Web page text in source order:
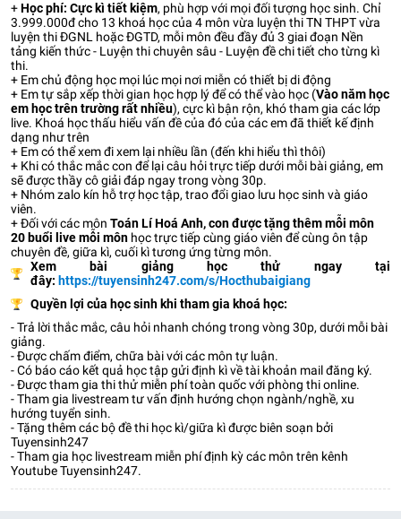
+Học phí: Cực kì tiết kiệm, phù hợp với mọi đối tượng học sinh. Chỉ
3.999.000đ cho 13 khoá học của 4 môn vừa luyện thi TN THPT vừa
luyện thi ĐGNL hoặc ĐGTD, mỗi môn đều đầy đủ 3 giai đoạn Nền
tảng kiến thức - Luyện thi chuyên sâu - Luyện đề chi tiết cho từng kì
thi.
+ Em chủ động học mọi lúc mọi nơi miễn có thiết bị di động
+ Em tự sắp xếp thời gian học hợp lý để có thể vào học (Vào năm học
em học trên trường rất nhiều), cực kì bận rộn, khó tham gia các lớp
live. Khoá học thấu hiểu vấn đề của đó của các em đã thiết kế định
dạng như trên
+ Em có thể xem đi xem lại nhiều lần (đến khi hiểu thì thôi)
+ Khi có thắc mắc con để lại câu hỏi trực tiếp dưới mỗi bài giảng, em
sẽ được thầy cô giải đáp ngay trong vòng 30p.
+ Nhóm zalo kín hỗ trợ học tập, trao đổi giao lưu học sinh và giáo
viên.
+ Đối với các môn Toán Lí Hoá Anh, con được tặng thêm mỗi môn
20 buổi live mỗi môn học trực tiếp cùng giáo viên để cùng ôn tập
chuyên đề, giữa kì, cuối kì tương ứng từng môn.
Xem bài giảng học thử ngay tại
đây: https://tuyensinh247.com/s/Hocthubaigiang
Quyền lợi của học sinh khi tham gia khoá học:
- Trả lời thắc mắc, câu hỏi nhanh chóng trong vòng 30p, dưới mỗi bài
giảng.
- Được chấm điểm, chữa bài với các môn tự luận.
- Có báo cáo kết quả học tập gửi định kì về tài khoản mail đăng ký.
- Được tham gia thi thử miễn phí toàn quốc với phòng thi online.
- Tham gia livestream tư vấn định hướng chọn ngành/nghề, xu
hướng tuyển sinh.
- Tặng thêm các bộ đề thi học kì/giữa kì được biên soạn bởi
Tuyensinh247
- Tham gia học livestream miễn phí định kỳ các môn trên kênh
Youtube Tuyensinh247.